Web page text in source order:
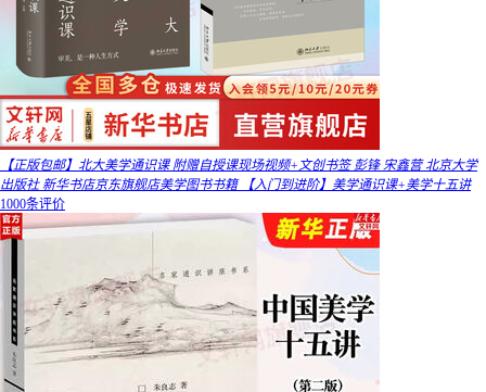
【正版包邮】北大美学通识课 附赠自授课现场视频+文创书签 彭锋 宋鑫营 北京大学
出版社 新华书店京东旗舰店美学图书书籍 【入门到进阶】美学通识课+美学十五讲
1000条评价